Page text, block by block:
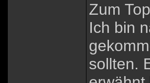
Zum
Ich bin
sollten.